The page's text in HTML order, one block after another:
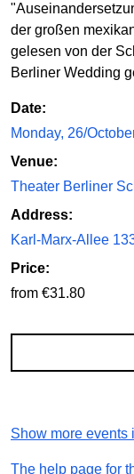
der großen
gelesen von der
Berliner Wedding
Date:
Monday, 26/
Venue:
Theater Berliner
Address:
Karl-Marx-Allee
Price:
from €31.80
Show more
The help page for